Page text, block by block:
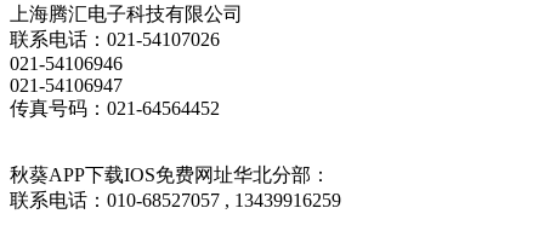
上海腾汇电子科技有限公司
联系电话：021-54107026
021-54106946
021-54106947
传真号码：021-64564452
秋葵APP下载IOS免费网址华北分部：
联系电话：010-68527057 , 13439916259